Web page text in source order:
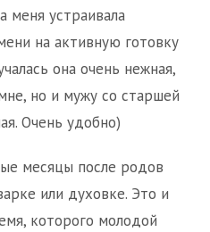
меня устраивала
на активную готовку
она очень нежная,
но и мужу со старшей
Очень удобно)
месяцы после родов
или духовке. Это и
которого молодой